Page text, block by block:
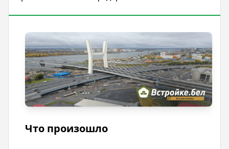
Что произошло